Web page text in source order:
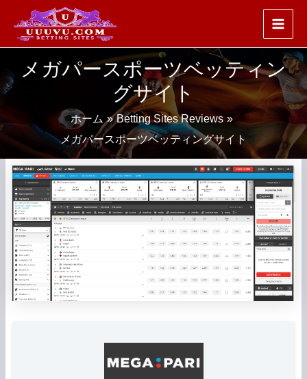
ッ
メガパースポーツベッティン
グサイト
ホーム
Betting Sites Reviews
メガパースポーツベッティングサイト